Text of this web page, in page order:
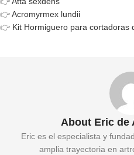
👉Acromyrmex lundii
👉 Kit Hormiguero para cortadoras
About Eric de
Eric es el especialista y
amplia trayectoria en